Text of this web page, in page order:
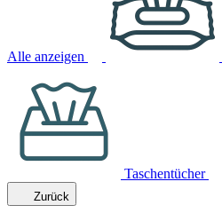
Alle anzeigen
Taschentücher
Zurück